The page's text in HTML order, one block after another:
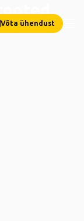
Võta ühendust